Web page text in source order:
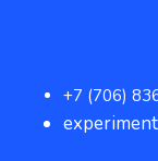
+7 (706)